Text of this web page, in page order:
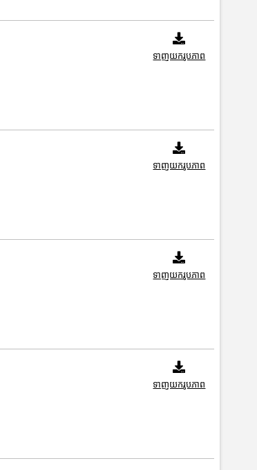
ទាញយករូបភាព
ទាញយករូបភាព
ទាញយករូបភាព
ទាញយករូបភាព